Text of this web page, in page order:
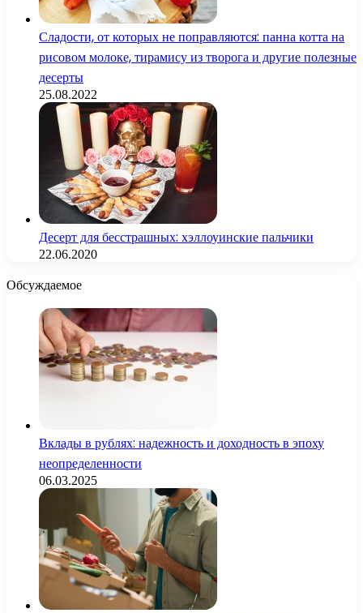
Сладости, от которых не поправляются: панна котта на
рисовом молоке, тирамису из творога и другие полезные
десерты
25.08.2022
Десерт для бесстрашных: хэллоуинские пальчики
22.06.2020
Обсуждаемое
Вклады в рублях: надежность и доходность в эпоху
неопределенности
06.03.2025